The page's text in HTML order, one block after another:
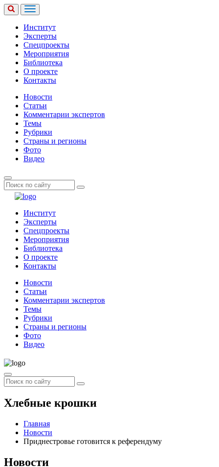
Институт
Эксперты
Спецпроекты
Мероприятия
Библиотека
О проекте
Контакты
Новости
Статьи
Комментарии экспертов
Темы
Рубрики
Страны и регионы
Фото
Видео
Институт
Эксперты
Спецпроекты
Мероприятия
Библиотека
О проекте
Контакты
Новости
Статьи
Комментарии экспертов
Темы
Рубрики
Страны и регионы
Фото
Видео
Хлебные крошки
Главная
Новости
Приднестровье готовится к референдуму
Новости